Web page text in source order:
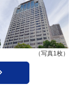
（写真1枚）